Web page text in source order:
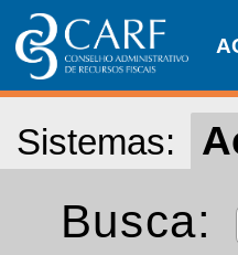
Sistemas:
Busca: